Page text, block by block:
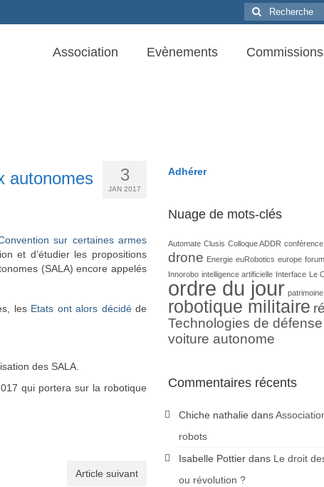
Rechercher
:
Association Evènements Commissions
3
JAN 2017
autonomes
sur certaines armes
et d’étudier les propositions
(SALA) encore appelés
les Etats ont alors décidéde
des SALA.
qui portera sur la robotique
Article suivant
Adhérer
Nuage de mots-clés
Automate Clusis Colloque ADDR conférence
drone Energie euRobotics europe forum
Innorobo intelligence artificielle Interface Le
ordre du jour patrimoine
robotique militaire
Technologies de défense
voiture autonome
Commentaires récents
Chiche nathalie dans
robots
Isabelle Pottier dans Le droit
ou révolution ?